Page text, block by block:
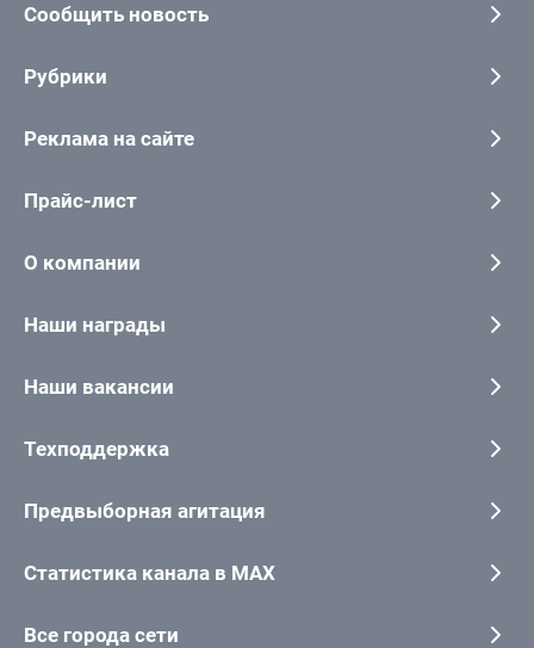
Сообщить новость
Рубрики
Реклама на сайте
Прайс-лист
О компании
Наши награды
Наши вакансии
Техподдержка
Предвыборная агитация
Статистика канала в MAX
Все города сети